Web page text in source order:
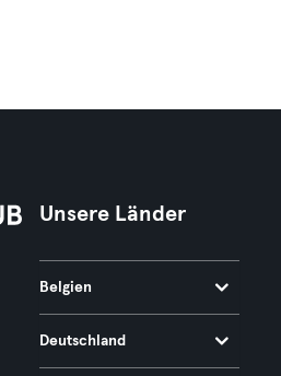
Unsere Länder
Belgien
Deutschland